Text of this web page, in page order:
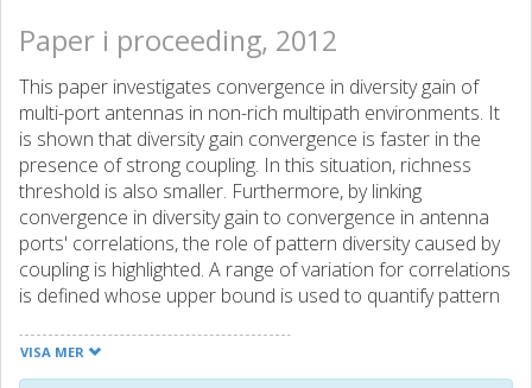
Paper i proceeding, 2012
This paper investigates convergence in diversity gain of
multi-port antennas in non-rich multipath environments. It
is shown that diversity gain convergence is faster in the
presence of strong coupling. In this situation, richness
threshold is also smaller. Furthermore, by linking
convergence in diversity gain to convergence in antenna
ports' correlations, the role of pattern diversity caused by
coupling is highlighted. A range of variation for correlations
is defined whose upper bound is used to quantify pattern
corresponding spatial correlation in a rich multipath
environment.
VISA MER